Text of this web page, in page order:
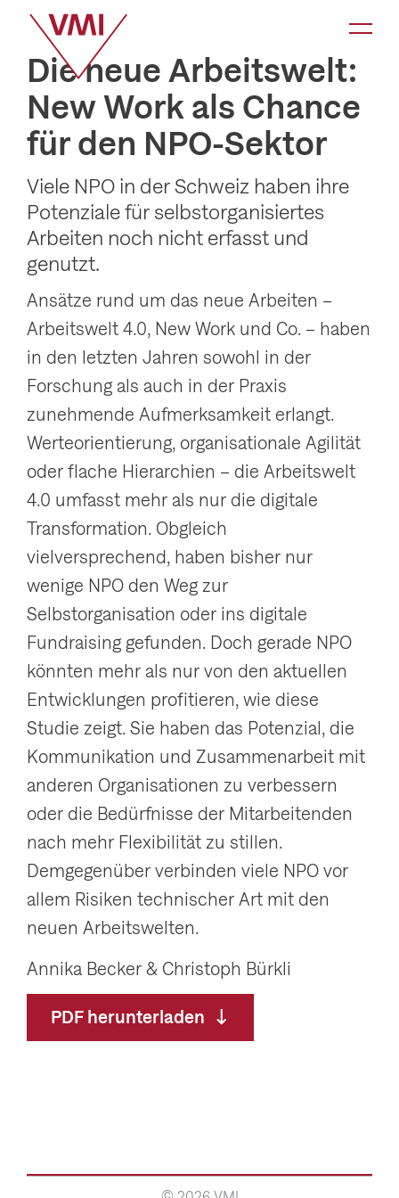
t
e
r
a
a
t
z
e
g
e
Die neue Arbeitswelt:
New Work als Chance
für den NPO-Sektor
Viele NPO in der Schweiz haben ihre
Potenziale für selbstorganisiertes
Arbeiten noch nicht erfasst und
genutzt.
Ansätze rund um das neue Arbeiten –
Arbeitswelt 4.0, New Work und Co. – haben
in den letzten Jahren sowohl in der
Forschung als auch in der Praxis
zunehmende Aufmerksamkeit erlangt.
Werteorientierung, organisationale Agilität
oder flache Hierarchien – die Arbeitswelt
4.0 umfasst mehr als nur die digitale
Transformation. Obgleich
vielversprechend, haben bisher nur
wenige NPO den Weg zur
Selbstorganisation oder ins digitale
Fundraising gefunden. Doch gerade NPO
könnten mehr als nur von den aktuellen
Entwicklungen profitieren, wie diese
Studie zeigt. Sie haben das Potenzial, die
Kommunikation und Zusammenarbeit mit
anderen Organisationen zu verbessern
oder die Bedürfnisse der Mitarbeitenden
nach mehr Flexibilität zu stillen.
Demgegenüber verbinden viele NPO vor
allem Risiken technischer Art mit den
neuen Arbeitswelten.
Annika Becker & Christoph Bürkli
PDF herunterladen